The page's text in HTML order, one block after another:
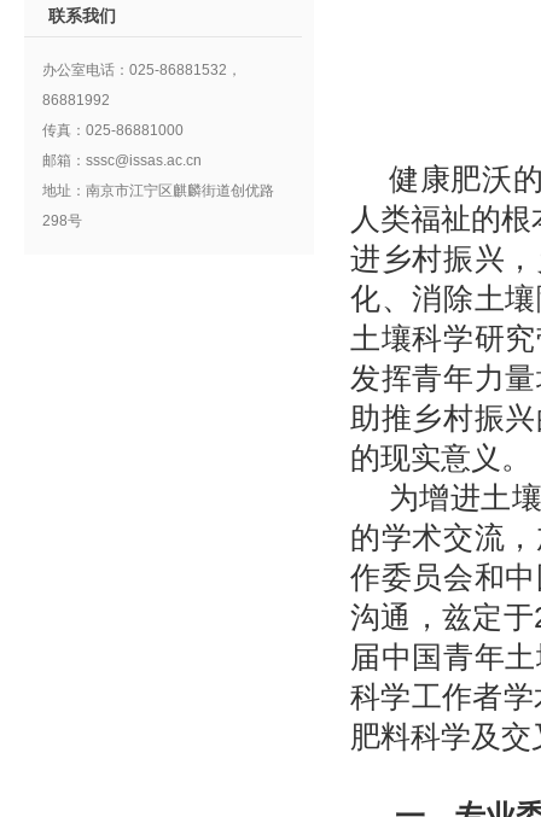
联系我们
办公室电话：025-86881532，
86881992
传真：025-86881000
邮箱：sssc@issas.ac.cn
地址：南京市江宁区麒麟街道创优路
298号
健康肥沃
人类福祉的
进乡村振兴
化、消除土
土壤科学研
发挥青年力
助推乡村振
的现实意义。
为增进土
的学术交流
作委员会和
沟通，兹定
届中国青年
科学工作者
肥料科学及